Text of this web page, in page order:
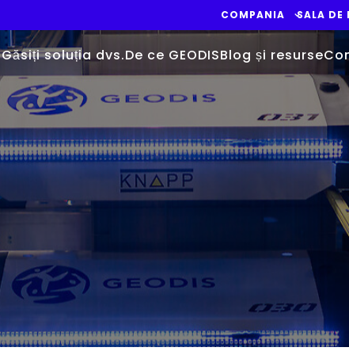
COMPANIA SALA DE
Găsiți soluția dvs.De ce GEODISBlog și resurse